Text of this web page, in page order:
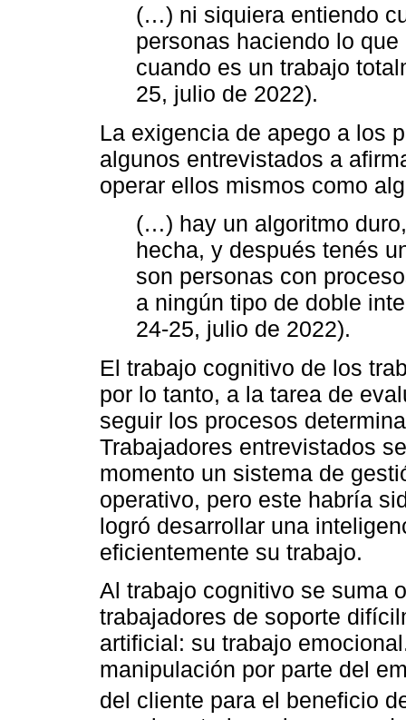
(…) ni siquiera entiendo
personas haciendo lo
cuando es un trabajo
25, julio de 2022).
La exigencia de apego a los
algunos entrevistados a
operar ellos mismos como
(…) hay un algoritmo
hecha, y después tenés
son personas con
a ningún tipo de doble
24-25, julio de 2022).
El trabajo cognitivo de los
por lo tanto, a la tarea de
seguir los procesos
Trabajadores entrevistados
momento un sistema de
operativo, pero este habría
logró desarrollar una
eficientemente su trabajo.
Al trabajo cognitivo se suma
trabajadores de soporte
artificial: su trabajo
manipulación por parte del
del cliente para el beneficio